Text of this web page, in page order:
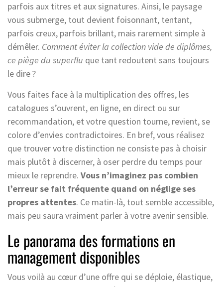
parfois aux titres et aux signatures. Ainsi, le paysage
vous submerge, tout devient foisonnant, tentant,
parfois creux, parfois brillant, mais rarement simple à
démêler. Comment éviter la collection vide de diplômes,
ce piège du superflu que tant redoutent sans toujours
le dire ?
Vous faites face à la multiplication des offres, les
catalogues s’ouvrent, en ligne, en direct ou sur
recommandation, et votre question tourne, revient, se
colore d’envies contradictoires. En bref, vous réalisez
que trouver votre distinction ne consiste pas à choisir
mais plutôt à discerner, à oser perdre du temps pour
mieux le reprendre. Vous n’imaginez pas combien
l’erreur se fait fréquente quand on néglige ses
propres attentes. Ce matin-là, tout semble accessible,
mais peu saura vraiment parler à votre avenir sensible.
Le panorama des formations en
management disponibles
Vous voilà au cœur d’une offre qui se déploie, élastique,